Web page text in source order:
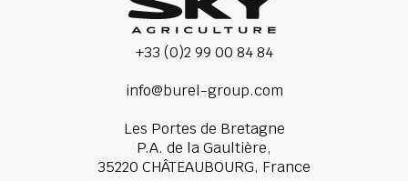
+33 (0)2 99 00 84 84
info@burel-group.com
Les Portes de Bretagne
P.A. de la Gaultière,
35220 CHÂTEAUBOURG, France